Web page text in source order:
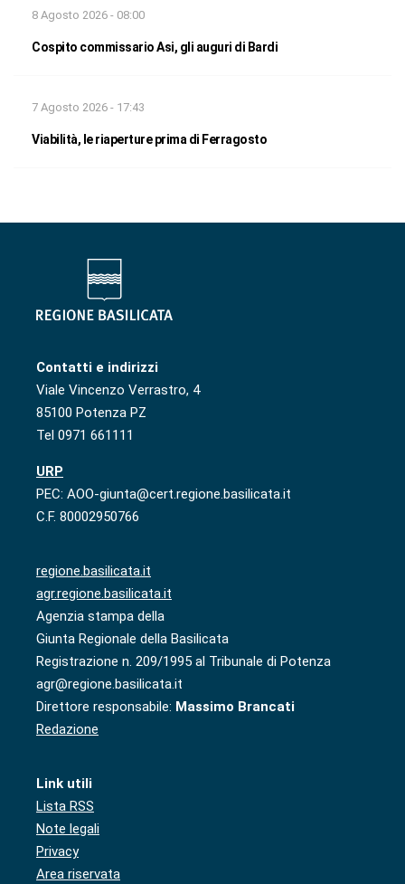
8 Agosto 2026 - 08:00
Cospito commissario Asi, gli auguri di Bardi
7 Agosto 2026 - 17:43
Viabilità, le riaperture prima di Ferragosto
Contatti e indirizzi
Viale Vincenzo Verrastro, 4
85100 Potenza PZ
Tel 0971 661111
URP
PEC: AOO-giunta@cert.regione.basilicata.it
C.F. 80002950766
regione.basilicata.it
agr.regione.basilicata.it
Agenzia stampa della
Giunta Regionale della Basilicata
Registrazione n. 209/1995 al Tribunale di Potenza
agr@regione.basilicata.it
Direttore responsabile: Massimo Brancati
Redazione
Link utili
Lista RSS
Note legali
Privacy
Area riservata